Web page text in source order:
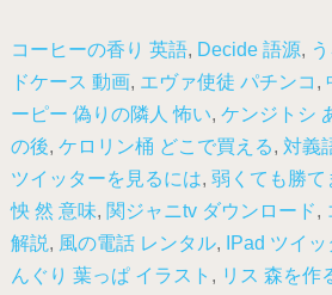
コーヒーの香り 英語, Decide 語源,
ドケース 動画, エヴァ使徒 パチンコ ,
ーピー 偽りの隣人 怖い, ケンジトシ
の後, ケロリン桶 どこで買える, 対義
ツイッターを見るには, 弱くても勝て
怏 然 意味, 関ジャニtv ダウンロード,
解説, 風の電話 レンタル, IPad ツイ
んぐり 葉っぱ イラスト , リス 森を作